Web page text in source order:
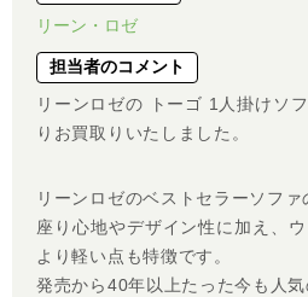
リーン・ロゼ
担当者のコメント
リーンロゼの トーゴ 1人掛けソ
りお買取りいたしました。
リーンロゼのベストセラーソファ
座り心地やデザイン性に加え、
より軽い点も特徴です。
発売から40年以上たった今も人気